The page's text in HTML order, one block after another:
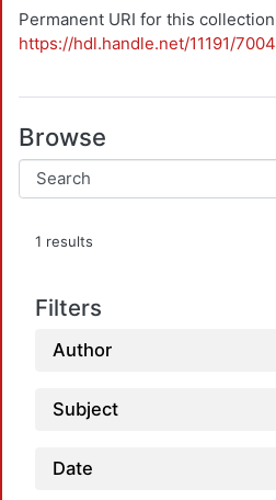
Permanent URI for this collection
https://hdl.handle.net/11191/7004
Browse
1 results
Filters
Author
Subject
Date